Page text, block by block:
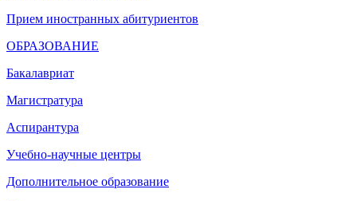
Прием иностранных абитуриентов
ОБРАЗОВАНИЕ
Бакалавриат
Магистратура
Аспирантура
Учебно-научные центры
Дополнительное образование